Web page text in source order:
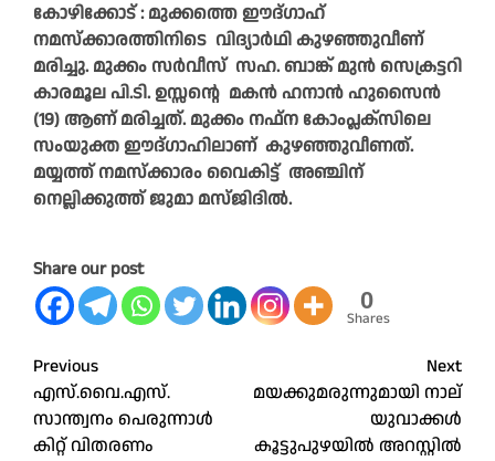
കോഴിക്കോട്‌ : മുക്കത്തെ ഈദ്ഗാഹ്‌
നമസ്ക്കാരത്തിനിടെ വിദ്യാർഥി കുഴഞ്ഞുവീണ്
മരിച്ചു. മുക്കം സർവീസ് സഹ. ബാങ്ക് മുൻ സെക്രട്ടറി
കാരമൂല പി.ടി. ഉസ്സൻ്റെ മകൻ ഹനാൻ ഹുസൈൻ
(19) ആണ് മരിച്ചത്‌. മുക്കം നഫ്ന കോംപ്ലക്സിലെ
സംയുക്ത ഈദ്ഗാഹിലാണ്‌ കുഴഞ്ഞുവീണത്‌.
മയ്യത്ത് നമസ്ക്കാരം വൈകിട്ട് അഞ്ചിന്
നെല്ലിക്കുത്ത് ജുമാ മസ്ജിദിൽ.
Share our post
0
Shares
Post
navigation
Previous
എസ്.വൈ.എസ്.
സാന്ത്വനം പെരുന്നാൾ
കിറ്റ് വിതരണം
Next
മയക്കുമരുന്നുമായി നാല്
യുവാക്കൾ
കൂട്ടുപുഴയിൽ അറസ്റ്റിൽ